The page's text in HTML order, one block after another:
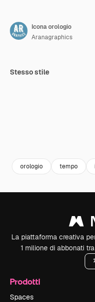
Icona orologio
Aranagraphics
Stesso stile
orologio tempo
La piattaforma creativa
1 milione di abbonati
Prodotti
Spaces